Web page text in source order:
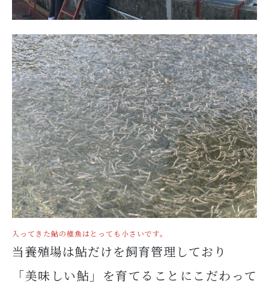
お問い合わせ
入ってきた鮎の稚魚はとっても小さいです。
当養殖場は鮎だけを飼育管理しており
「美味しい鮎」を育てることにこだわって